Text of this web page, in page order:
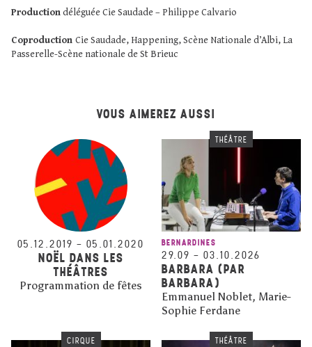
Productiondéléguée Cie Saudade – Philippe Calvario
Coproduction Cie Saudade, Happening, Scène Nationale d’Albi, La
Passerelle-Scène nationale de St Brieuc
VOUS AIMEREZ AUSSI
05.12.2019 – 05.01.2020
NOËL DANS LES
THÉÂTRES
Programmation de fêtes
THÉÂTRE
BERNARDINES
29.09 – 03.10.2026
BARBARA (PAR
BARBARA)
Emmanuel Noblet, Marie-
Sophie Ferdane
CIRQUE THÉÂTRE